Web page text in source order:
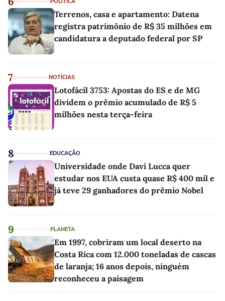
Terrenos, casa e apartamento: Datena
registra patrimônio de R$ 35 milhões em
candidatura a deputado federal por SP
7 NOTÍCIAS
Lotofácil 3753: Apostas do ES e de MG
dividem o prêmio acumulado de R$ 5
milhões nesta terça-feira
8 EDUCAÇÃO
Universidade onde Davi Lucca quer
estudar nos EUA custa quase R$ 400 mil e
já teve 29 ganhadores do prêmio Nobel
9 PLANETA
Em 1997, cobriram um local deserto na
Costa Rica com 12.000 toneladas de cascas
de laranja; 16 anos depois, ninguém
reconheceu a paisagem